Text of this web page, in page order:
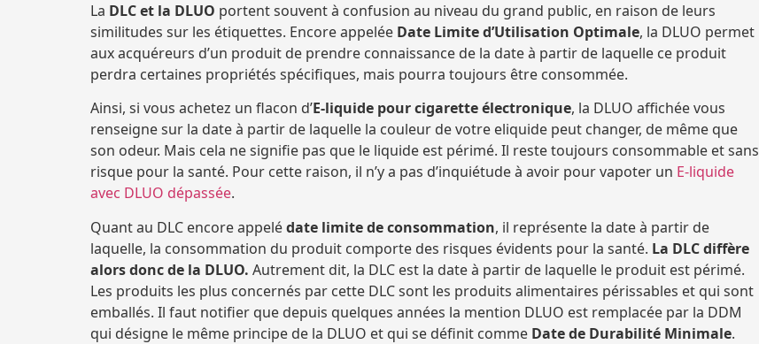
La DLC et la DLUO portent souvent à confusion au niveau du grand public, en raison de leurs
similitudes sur les étiquettes. Encore appelée Date Limite d’Utilisation Optimale, la DLUO permet
aux acquéreurs d’un produit de prendre connaissance de la date à partir de laquelle ce produit
perdra certaines propriétés spécifiques, mais pourra toujours être consommée.
Ainsi, si vous achetez un flacon d’E-liquide pour cigarette électronique, la DLUO affichée vous
renseigne sur la date à partir de laquelle la couleur de votre eliquide peut changer, de même que
son odeur. Mais cela ne signifie pas que le liquide est périmé. Il reste toujours consommable et sans
risque pour la santé. Pour cette raison, il n’y a pas d’inquiétude à avoir pour vapoter un E-liquide
avec DLUO dépassée.
Quant au DLC encore appelédate limite de consommation, il représente la date à partir de
laquelle, la consommation du produit comporte des risques évidents pour la santé. La DLC diffère
alors donc de la DLUO. Autrement dit, la DLC est la date à partir de laquelle le produit est périmé.
Les produits les plus concernés par cette DLC sont les produits alimentaires périssables et qui sont
emballés. Il faut notifier que depuis quelques années la mention DLUO est remplacée par la DDM
qui désigne le même principe de la DLUO et qui se définit comme Date de Durabilité Minimale.